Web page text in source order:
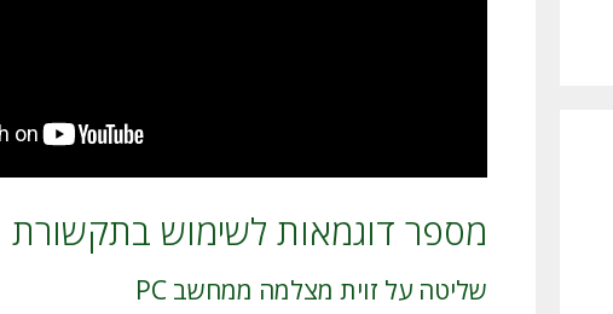
מספר דוגמאות לשימוש בתקשורת
שליטה על זוית מצלמה ממחשב PC